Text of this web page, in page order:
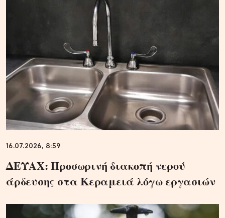
16.07.2026, 8:59
ΔΕΥΑΧ: Προσωρινή διακοπή νερού
άρδευσης στα Κεραμειά λόγω εργασιών